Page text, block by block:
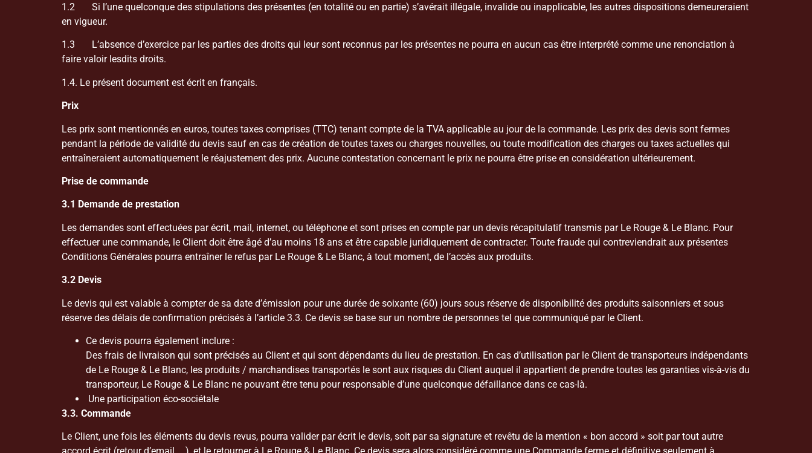
1.2 Si l’une quelconque des stipulations des présentes (en totalité ou en partie) s’avérait illégale, invalide ou inapplicable, les autres dispositions demeureraient
en vigueur.
1.3 L’absence d’exercice par les parties des droits qui leur sont reconnus par les présentes ne pourra en aucun cas être interprété comme une renonciation à
faire valoir lesdits droits.
1.4. Le présent document est écrit en français.
Prix
Les prix sont mentionnés en euros, toutes taxes comprises (TTC) tenant compte de la TVA applicable au jour de la commande. Les prix des devis sont fermes
pendant la période de validité du devis sauf en cas de création de toutes taxes ou charges nouvelles, ou toute modification des charges ou taxes actuelles qui
entraîneraient automatiquement le réajustement des prix. Aucune contestation concernant le prix ne pourra être prise en considération ultérieurement.
Prise de commande
3.1 Demande de prestation
Les demandes sont effectuées par écrit, mail, internet, ou téléphone et sont prises en compte par un devis récapitulatif transmis par Le Rouge & Le Blanc. Pour
effectuer une commande, le Client doit être âgé d’au moins 18 ans et être capable juridiquement de contracter. Toute fraude qui contreviendrait aux présentes
Conditions Générales pourra entraîner le refus par Le Rouge & Le Blanc, à tout moment, de l’accès aux produits.
3.2 Devis
Le devis qui est valable à compter de sa date d’émission pour une durée de soixante (60) jours sous réserve de disponibilité des produits saisonniers et sous
réserve des délais de confirmation précisés à l’article 3.3. Ce devis se base sur un nombre de personnes tel que communiqué par le Client.
Ce devis pourra également inclure :
Des frais de livraison qui sont précisés au Client et qui sont dépendants du lieu de prestation. En cas d’utilisation par le Client de transporteurs indépendants
de Le Rouge & Le Blanc, les produits / marchandises transportés le sont aux risques du Client auquel il appartient de prendre toutes les garanties vis-à-vis du
transporteur, Le Rouge & Le Blanc ne pouvant être tenu pour responsable d’une quelconque défaillance dans ce cas-là.
Une participation éco-sociétale
3.3. Commande
Le Client, une fois les éléments du devis revus, pourra valider par écrit le devis, soit par sa signature et revêtu de la mention « bon accord » soit par tout autre